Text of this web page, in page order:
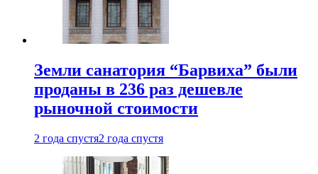
Земли санатория “Барвиха” были
проданы в 236 раз дешевле
рыночной стоимости
2 года спустя2 года спустя